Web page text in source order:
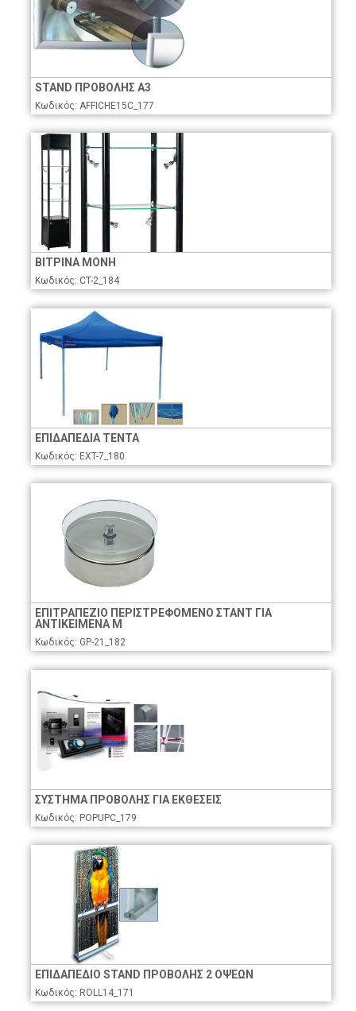
STAND ΠΡΟΒΟΛΗΣ Α3
Κωδικός: AFFICHE15C_177
ΒΙΤΡΙΝΑ ΜΟΝΗ
Κωδικός: CT-2_184
ΕΠΙΔΑΠΕΔΙΑ ΤΕΝΤΑ
Κωδικός: EXT-7_180
ΕΠΙΤΡΑΠΕΖΙΟ ΠΕΡΙΣΤΡΕΦΟΜΕΝΟ ΣΤΑΝΤ ΓΙΑ
ΑΝΤΙΚΕΙΜΕΝΑ Μ
Κωδικός: GP-21_182
ΣΥΣΤΗΜΑ ΠΡΟΒΟΛΗΣ ΓΙΑ ΕΚΘΕΣΕΙΣ
Κωδικός: POPUPC_179
ΕΠΙΔΑΠΕΔΙΟ STAND ΠΡΟΒΟΛΗΣ 2 ΟΨΕΩΝ
Κωδικός: ROLL14_171